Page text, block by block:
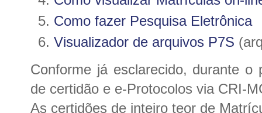
Como fazer Pesquisa Eletrônica
Visualizador de arquivos P7S
Conforme já esclarecido, durante
de certidão e e-Protocolos via CRI-
As certidões de inteiro teor de